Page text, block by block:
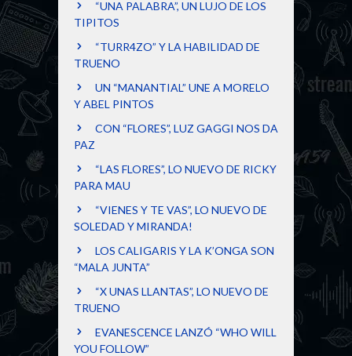
“UNA PALABRA”, UN LUJO DE LOS
TIPITOS
“TURR4ZO” Y LA HABILIDAD DE
TRUENO
UN “MANANTIAL” UNE A MORELO
Y ABEL PINTOS
CON “FLORES”, LUZ GAGGI NOS DA
PAZ
“LAS FLORES”, LO NUEVO DE RICKY
PARA MAU
“VIENES Y TE VAS”, LO NUEVO DE
SOLEDAD Y MIRANDA!
LOS CALIGARIS Y LA K’ONGA SON
“MALA JUNTA”
“X UNAS LLANTAS”, LO NUEVO DE
TRUENO
EVANESCENCE LANZÓ “WHO WILL
YOU FOLLOW”